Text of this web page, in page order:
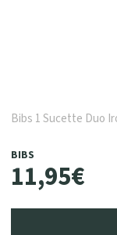
Bibs 1 Sucette Duo
BIBS
11,95€